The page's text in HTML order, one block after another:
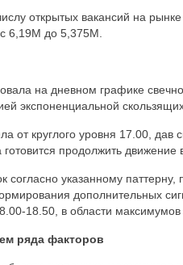
открытых вакансий на рынке
с 6,19М до 5,375М.
на дневном графике
экспоненциальной
от круглого уровня 17.00, дав
продолжить движение
указанному паттерну,
дополнительных
18.50, в области
ряда факторов